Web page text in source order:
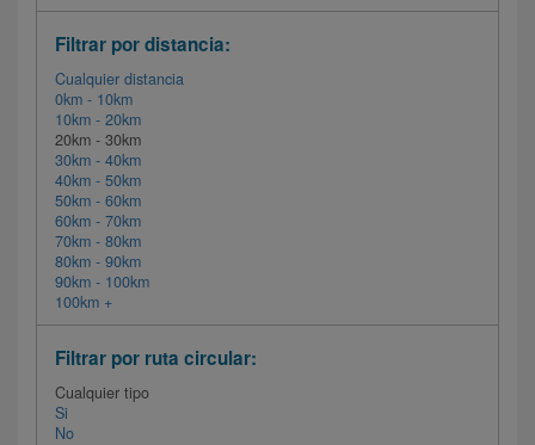
Filtrar por distancia:
Cualquier distancia
0km - 10km
10km - 20km
20km - 30km
30km - 40km
40km - 50km
50km - 60km
60km - 70km
70km - 80km
80km - 90km
90km - 100km
100km +
Filtrar por ruta circular:
Cualquier tipo
Si
No